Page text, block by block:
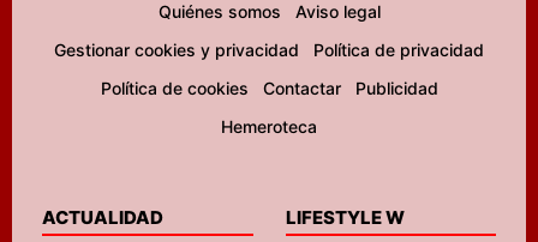
Quiénes somos
Aviso legal
Gestionar cookies y privacidad
Política de privacidad
Política de cookies
Contactar
Publicidad
Hemeroteca
ACTUALIDAD
LIFESTYLE W